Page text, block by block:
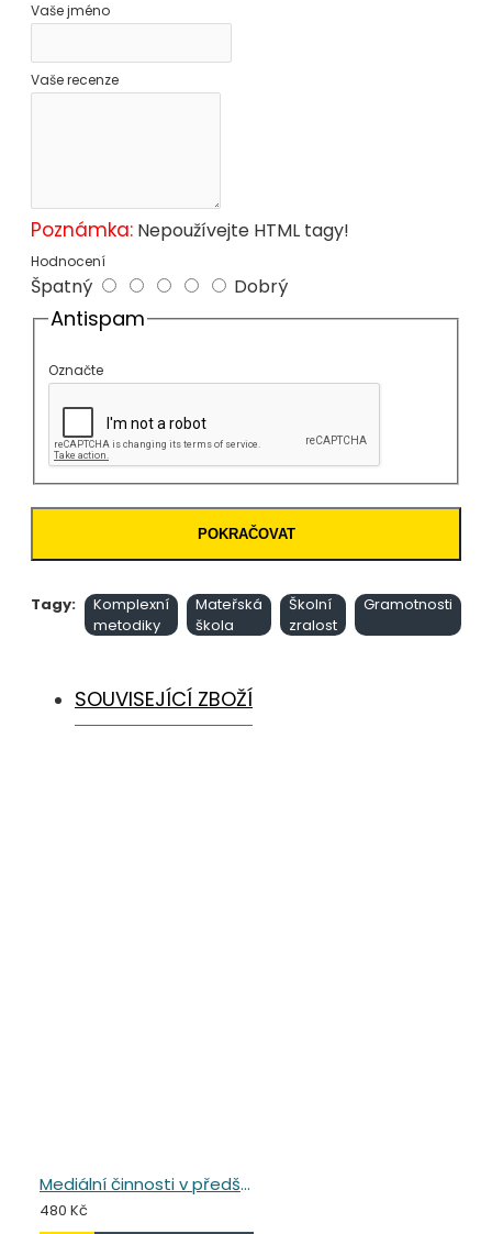
Vaše jméno
Vaše recenze
Poznámka: Nepoužívejte HTML tagy!
Hodnocení
Špatný Dobrý
Antispam
Označte
POKRAČOVAT
Tagy:
Komplexní
metodiky
Mateřská
škola
Školní
zralost
Gramotnosti
SOUVISEJÍCÍ ZBOŽÍ
Mediální činnosti v předškolním a mladším školním věku
480 Kč